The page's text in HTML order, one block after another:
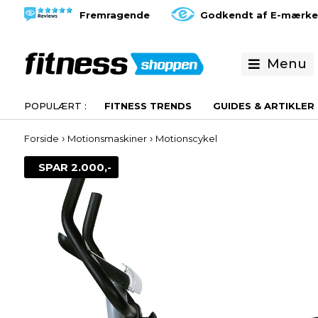
Fremragende Godkendt af E-
Menu
FITNESS TRENDS GUIDES & ARTIKLER
Forside › Motionsmaskiner› Motionscykel
SPAR 2.000,-